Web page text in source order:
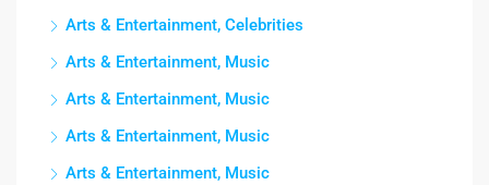
Arts & Entertainment, Celebrities
Arts & Entertainment, Music
Arts & Entertainment, Music
Arts & Entertainment, Music
Arts & Entertainment, Music